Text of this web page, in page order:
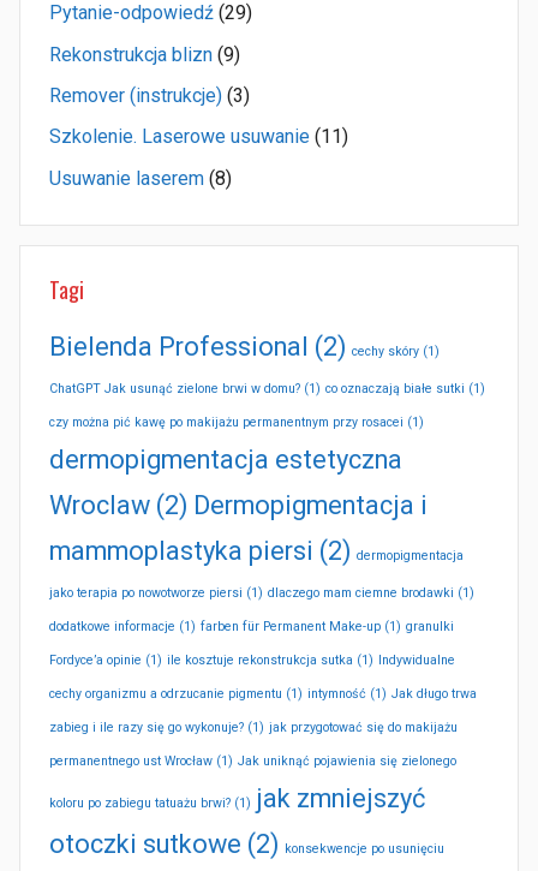
Pytanie-odpowiedź (29)
Rekonstrukcja blizn (9)
Remover (instrukcje) (3)
Szkolenie. Laserowe usuwanie (11)
Usuwanie laserem (8)
Tagi
Bielenda Professional (2) cechy skóry (1)
ChatGPT Jak usunąć zielone brwi w domu? (1) co oznaczają białe sutki (1)
czy można pić kawę po makijażu permanentnym przy rosacei (1)
dermopigmentacja estetyczna
Wroclaw (2) Dermopigmentacja i
mammoplastyka piersi (2) dermopigmentacja
jako terapia po nowotworze piersi (1) dlaczego mam ciemne brodawki (1)
dodatkowe informacje (1) farben für Permanent Make-up (1) granulki
Fordyce’a opinie (1) ile kosztuje rekonstrukcja sutka (1) Indywidualne
cechy organizmu a odrzucanie pigmentu (1) intymność (1) Jak długo trwa
zabieg i ile razy się go wykonuje? (1) jak przygotować się do makijażu
permanentnego ust Wrocław (1) Jak uniknąć pojawienia się zielonego
koloru po zabiegu tatuażu brwi? (1) jak zmniejszyć
otoczki sutkowe (2) konsekwencje po usunięciu